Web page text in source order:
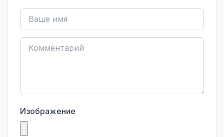
Изображение